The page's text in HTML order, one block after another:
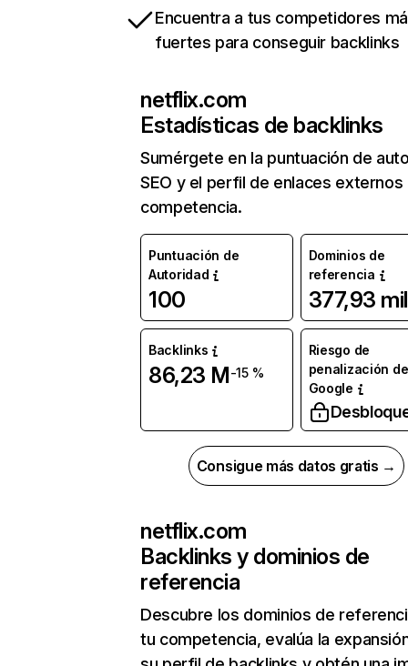
Encuentra a tus competidores
fuertes para conseguir backlinks
netflix.com
Estadísticas de backlinks
Sumérgete en la puntuación de
SEO y el perfil de enlaces externos
competencia.
Puntuación de
Autoridad
100
Dominios de
referencia
377,93 mil
Backlinks
86,23 M-15 %
Riesgo de
penalización de
Google
Consigue más datos gratis →
netflix.com
Backlinks y dominios de
referencia
Descubre los dominios de
tu competencia, evalúa la